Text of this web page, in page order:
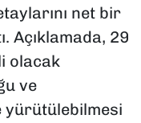
net bir
Açıklamada, 29
olacak
ve
yürütülebilmesi